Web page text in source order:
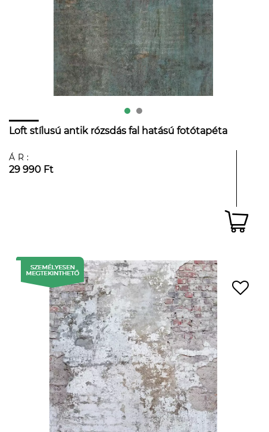
Loft stílusú antik rózsdás fal hatású fotótapéta
ÁR:
29 990 Ft